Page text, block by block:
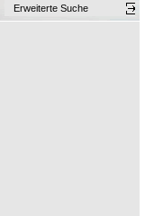
Erweiterte Suche